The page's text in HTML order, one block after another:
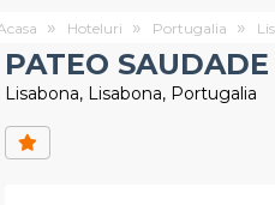
Hoteluri Portugalia
PATEO
Lisabona, Lisabona, Portugalia